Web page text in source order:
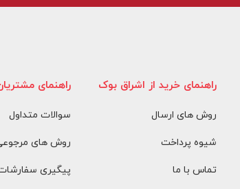
راهنمای خرید از اشراق بوک
روش های ارسال
شیوه پرداخت
تماس با ما
راهنمای
سوالات متداول
روش های مرجوعی
پیگیری